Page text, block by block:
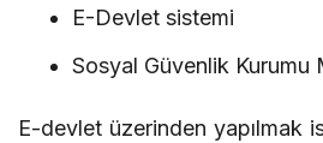
E-Devlet sistemi
Sosyal Güvenlik Kurumu
E-devlet üzerinden yapılmak